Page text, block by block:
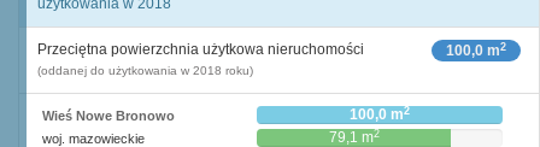
użytkowania w 2018
100,0 m2
Przeciętna powierzchnia użytkowa nieruchomości
(oddanej do użytkowania w 2018 roku)
Wieś Nowe Bronowo 100,0 m2
woj. mazowieckie 79,1 m2